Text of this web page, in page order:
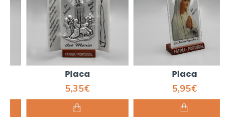
Placa
5,35€
Placa
5,95€